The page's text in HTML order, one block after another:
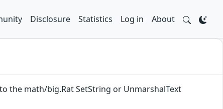
Disclosure Statistics Log in About
the math/big.Rat SetString or UnmarshalText